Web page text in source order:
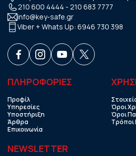
210 600 4444 - 210 683 7777
info@key-safe.gr
Viber + Whats Up: 6946 730 398
ΠΛΗΡΟΦΟΡΙΕΣ
Προφίλ
Υπηρεσίες
Υποστήριξη
Άρθρα
Επικοινωνία
Όροι
Όροι
NEWSLETTER